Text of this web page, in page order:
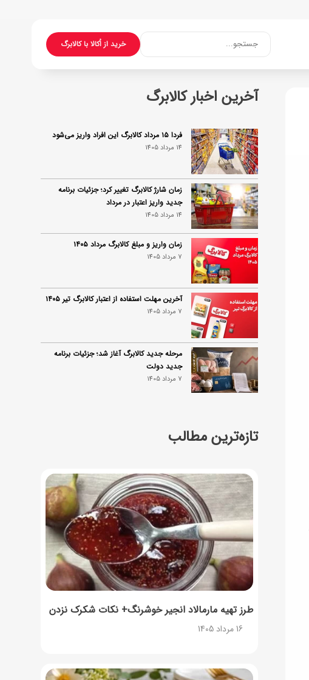
خرید از اُکالا با کالابرگجستجو...
آخرین اخبار کالابرگ
فردا ۱۵ مرداد کالابرگ این افراد واریز می‌شود
14 مرداد 1405
زمان شارژ کالابرگ تغییر کرد؛ جزئیات برنامه
جدید واریز اعتبار در مرداد
14 مرداد 1405
زمان واریز و مبلغ کالابرگ مرداد ۱۴۰۵
7 مرداد 1405
آخرین مهلت استفاده از اعتبار کالابرگ تیر ۱۴۰۵
7 مرداد 1405
مرحله جدید کالابرگ آغاز شد؛ جزئیات برنامه
جدید دولت
7 مرداد 1405
تازه‌ترین مطالب
طرز تهیه مارمالاد انجیر خوشرنگ+ نکات شکرک نزدن
16 مرداد 1405